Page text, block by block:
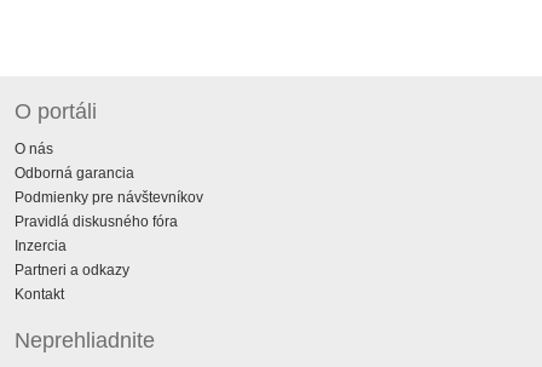
O portáli
O nás
Odborná garancia
Podmienky pre návštevníkov
Pravidlá diskusného fóra
Inzercia
Partneri a odkazy
Kontakt
Neprehliadnite